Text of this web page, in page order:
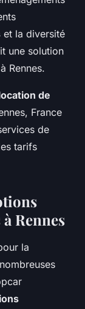
et la diversité
une solution
Rennes.
de
France
de
tarifs
Rennes
la